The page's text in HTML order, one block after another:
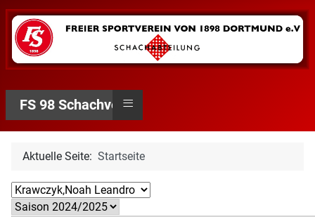
FS 98 Schachverein
≡
Aktuelle Seite: Startseite